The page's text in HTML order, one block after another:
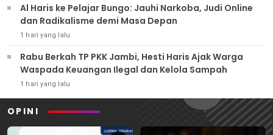
Al Haris ke Pelajar Bungo: Jauhi Narkoba, Judi Online
dan Radikalisme demi Masa Depan
1 hari yang lalu
Rabu Berkah TP PKK Jambi, Hesti Haris Ajak Warga
Waspada Keuangan Ilegal dan Kelola Sampah
1 hari yang lalu
OPINI